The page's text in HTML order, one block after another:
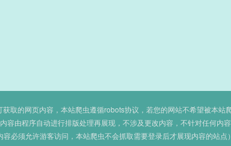
取的网页内容，本站爬虫遵循robots协议，若您的网站不希望被本站
容由程序自动进行排版处理再展现，不涉及更改内容，不针对任何内容
必须允许游客访问，本站爬虫不会抓取需要登录后才展现内容的站点